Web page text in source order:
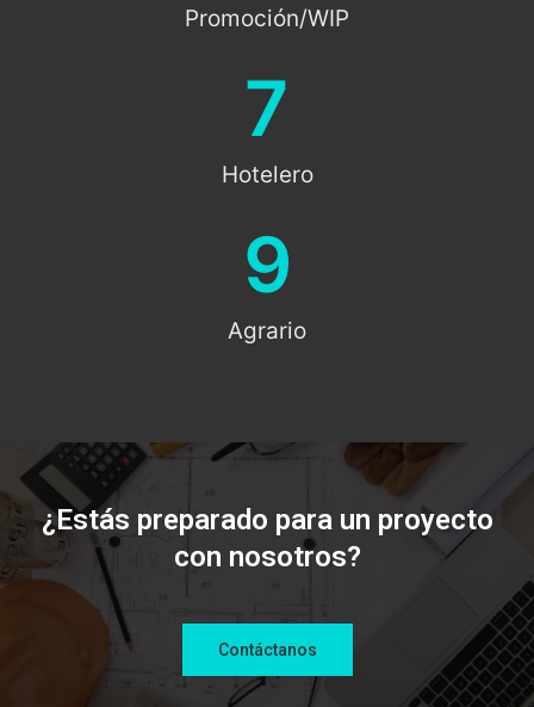
Promoción/WIP
7
Hotelero
9
Agrario
¿Estás preparado para un proyecto
con nosotros?
Contáctanos